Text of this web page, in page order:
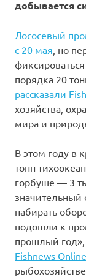
добывается
Лососевый
с 20 мая , но
порядка 20
рассказали
хозяйства,
мира и
В этом году в
тонн
горбуше — 3
значительный
набирать
подошли к
прошлый
Fishnews Online